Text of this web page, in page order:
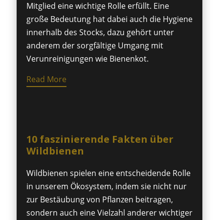
Mitglied eine wichtige Rolle erfüllt. Eine
große Bedeutung hat dabei auch die Hygiene
innerhalb des Stocks, dazu gehört unter
anderem der sorgfältige Umgang mit
Verunreinigungen wie Bienenkot.
Read More
10 faszinierende Fakten über
Wildbienen
Wildbienen spielen eine entscheidende Rolle
in unserem Ökosystem, indem sie nicht nur
zur Bestäubung von Pflanzen beitragen,
sondern auch eine Vielzahl anderer wichtiger